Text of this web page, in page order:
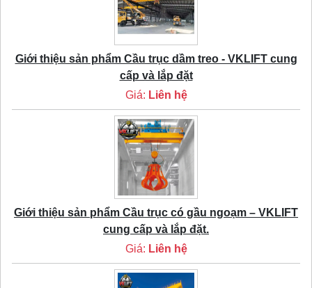
Giới thiệu sản phẩm Cầu trục dầm treo - VKLIFT cung
cấp và lắp đặt
Giá: Liên hệ
Giới thiệu sản phẩm Cầu trục có gầu ngoạm – VKLIFT
cung cấp và lắp đặt.
Giá: Liên hệ